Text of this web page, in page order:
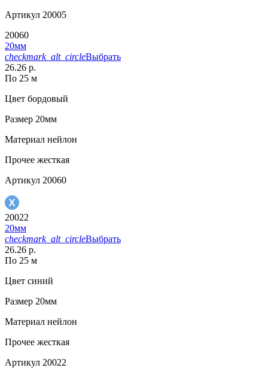
Артикул 20005
20060
20мм
checkmark_alt_circleВыбрать
26.26 р.
По 25 м
Цвет бордовый
Размер 20мм
Материал нейлон
Прочее жесткая
Артикул 20060
20022
20мм
checkmark_alt_circleВыбрать
26.26 р.
По 25 м
Цвет синий
Размер 20мм
Материал нейлон
Прочее жесткая
Артикул 20022